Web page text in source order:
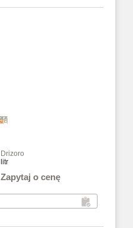
Drizoro
litr
Zapytaj o cenę